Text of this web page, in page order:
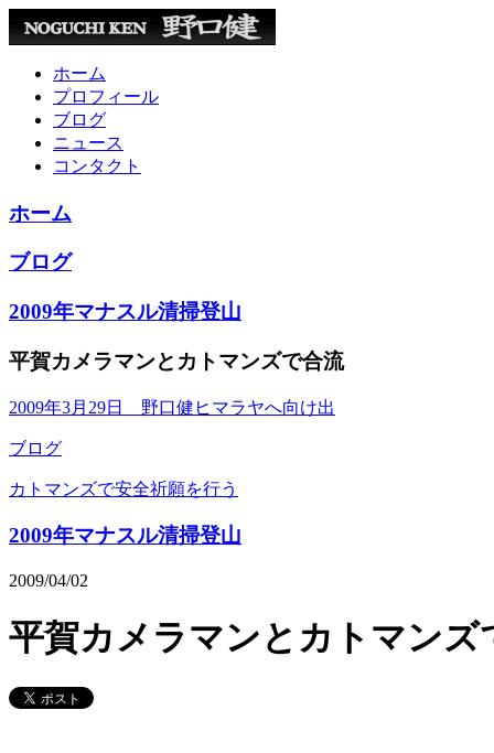
ホーム
プロフィール
ブログ
ニュース
コンタクト
ホーム
ブログ
2009年マナスル清掃登山
平賀カメラマンとカトマンズで合流
2009年3月29日 野口健ヒマラヤへ向け出
ブログ
カトマンズで安全祈願を行う
2009年マナスル清掃登山
2009/04/02
平賀カメラマンとカトマンズ